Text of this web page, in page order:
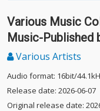
Various Music
Music-Published
Various Artists
Audio format: 16bit/
Release date: 2026-06-07
Original release date: